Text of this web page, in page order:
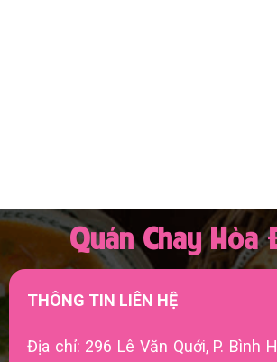
Quán Chay Hòa
THÔNG TIN LIÊN HỆ
Địa chỉ: 296 Lê Văn Quới, P. Bình